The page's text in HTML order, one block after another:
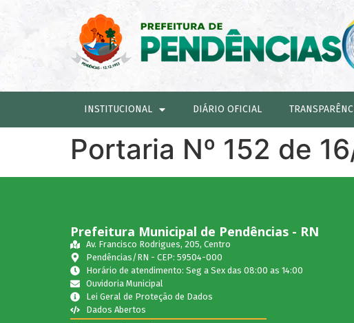
INSTITUCIONAL DIÁRIO OFICIAL
Portaria Nº 152 de
Prefeitura Municipal de Pendências - RN
Av. Francisco Rodrigues, 205, Centro
Pendências/RN - CEP: 59504-000
Horário de atendimento: Seg a Sex das 08:00 as 14:00
Ouvidoria Municipal
Lei Geral de Proteção de Dados
Dados Abertos